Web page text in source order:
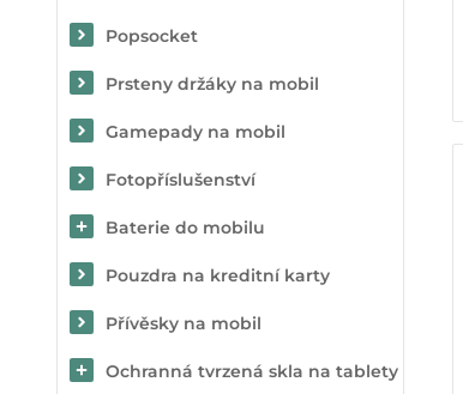
Popsocket
Prsteny držáky na mobil
Gamepady na mobil
Fotopříslušenství
Baterie do mobilu
Pouzdra na kreditní karty
Přívěsky na mobil
Ochranná tvrzená skla na tablety